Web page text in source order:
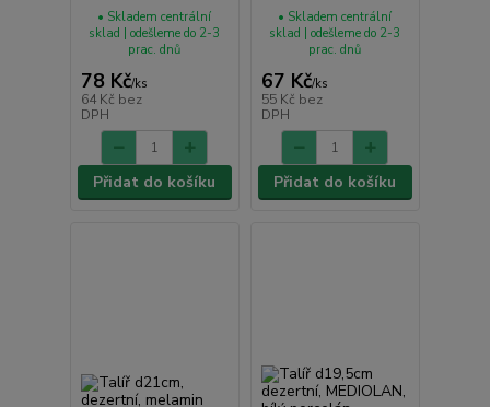
78 Kč/ks
64 Kč bez
DPH
• Skladem centrální
sklad | odešleme do 2-3
prac. dnů
Přidat do košíku
67 Kč/ks
55 Kč bez
DPH
• Skladem centrální
sklad | odešleme do 2-3
prac. dnů
Přidat do košíku